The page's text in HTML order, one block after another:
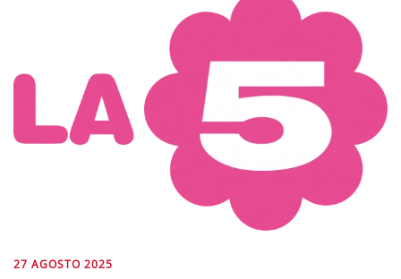
27 AGOSTO 2025